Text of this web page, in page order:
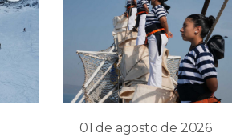
01 de agosto de 2026